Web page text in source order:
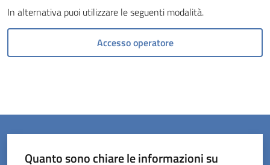
In alternativa puoi utilizzare le seguenti modalità.
Accesso operatore
Quanto sono chiare le informazioni su